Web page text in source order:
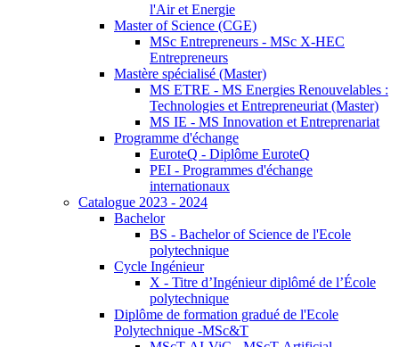
l'Air et Energie
Master of Science (CGE)
MSc Entrepreneurs - MSc X-HEC
Entrepreneurs
Mastère spécialisé (Master)
MS ETRE - MS Energies Renouvelables :
Technologies et Entrepreneuriat (Master)
MS IE - MS Innovation et Entreprenariat
Programme d'échange
EuroteQ - Diplôme EuroteQ
PEI - Programmes d'échange
internationaux
Catalogue 2023 - 2024
Bachelor
BS - Bachelor of Science de l'Ecole
polytechnique
Cycle Ingénieur
X - Titre d’Ingénieur diplômé de l’École
polytechnique
Diplôme de formation gradué de l'Ecole
Polytechnique -MSc&T